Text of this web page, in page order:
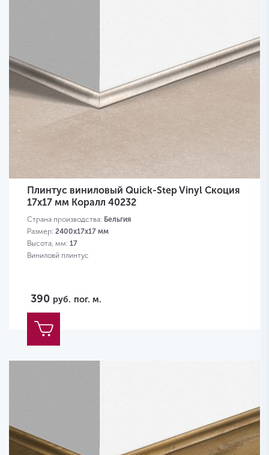
Плинтус виниловый Quick-Step Vinyl Скоция
17х17 мм Коралл 40232
Страна производства: Бельгия
Размер: 2400х17х17 мм
Высота, мм: 17
Виниловй плинтус
390 руб. пог. м.